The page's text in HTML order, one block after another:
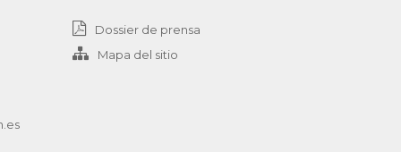
Dossier de prensa
Mapa del sitio